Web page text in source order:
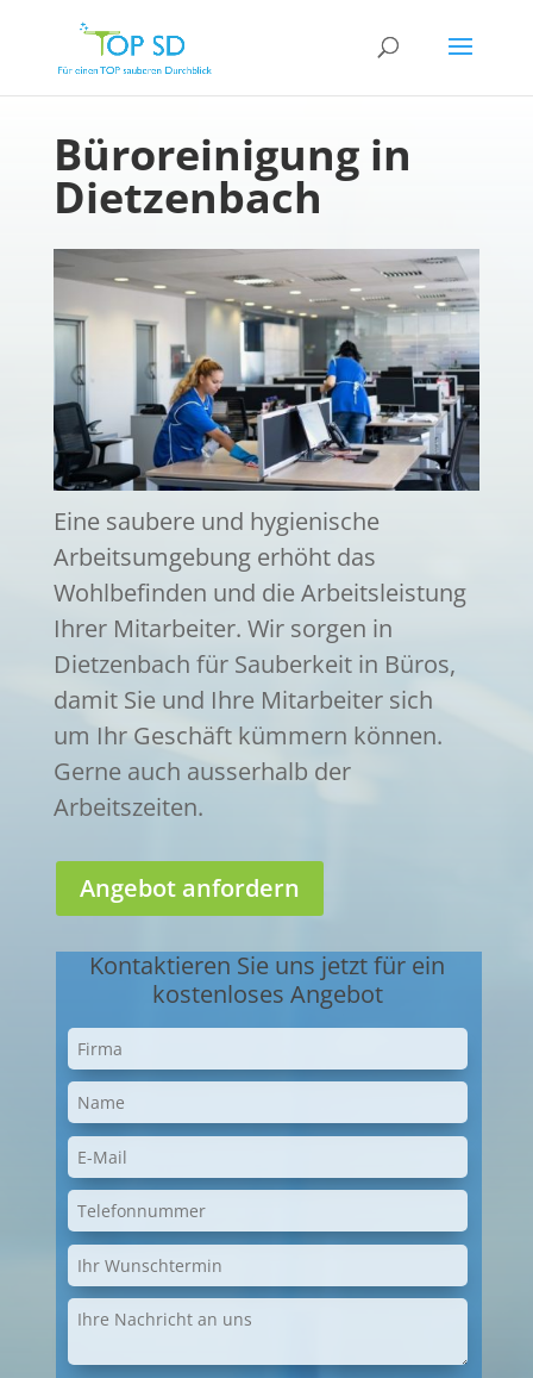
Büroreinigung in
Dietzenbach
Eine saubere und hygienische
Arbeitsumgebung erhöht das
Wohlbefinden und die Arbeitsleistung
Ihrer Mitarbeiter. Wir sorgen in
Dietzenbach für Sauberkeit in Büros,
damit Sie und Ihre Mitarbeiter sich
um Ihr Geschäft kümmern können.
Gerne auch ausserhalb der
Arbeitszeiten.
Angebot anfordern
Kontaktieren Sie uns jetzt für ein
kostenloses Angebot